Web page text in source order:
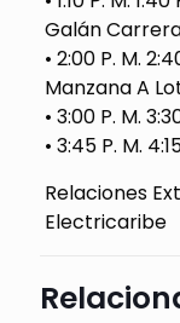
Galán
• 2:00 P. M.
Manzana A
• 3:00 P. M.
• 3:45 P. M.
Relaciones
Electricaribe